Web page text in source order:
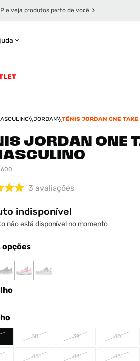
e veja produtos perto de você
JORDAN
TÊNIS JORDAN ONE TAKE
JORDAN ONE
600
3 avaliações
indisponível
não está disponível no momento
opções
38 39 40
43 44 45